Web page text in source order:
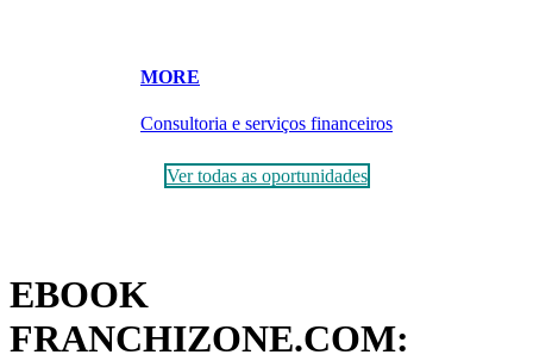
MORE
Consultoria e serviços financeiros
Ver todas as oportunidades
EBOOK
FRANCHIZONE.COM: